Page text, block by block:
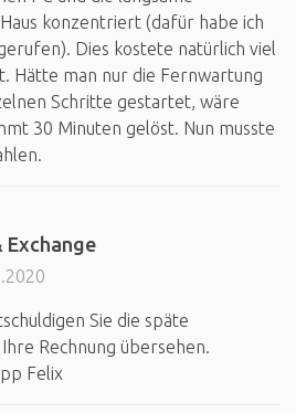
konzentriert (dafür habe ich
Dies kostete natürlich viel
Hätte man nur die Fernwartung
Schritte gestartet, wäre
30 Minuten gelöst. Nun musste
Exchange
Sie die späte
Rechnung übersehen.
Felix